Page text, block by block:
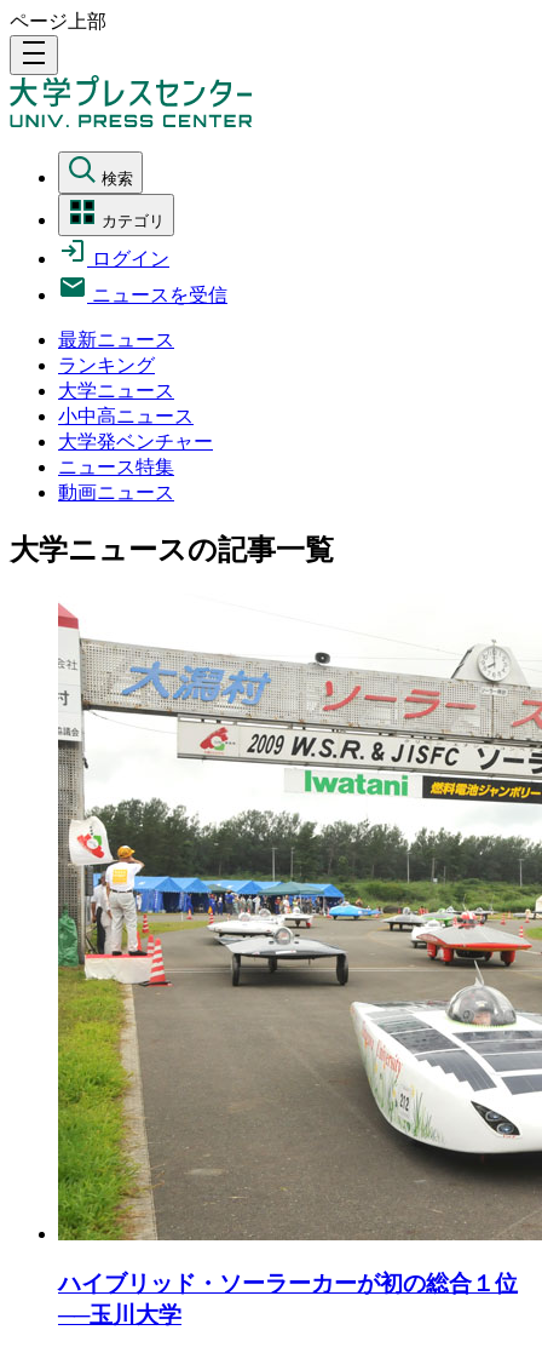
ページ上部
density_medium
検索
カテゴリ
ログイン
ニュースを受信
最新ニュース
ランキング
大学ニュース
小中高ニュース
大学発ベンチャー
ニュース特集
動画ニュース
大学ニュースの記事一覧
ハイブリッド・ソーラーカーが初の総合１位
──玉川大学